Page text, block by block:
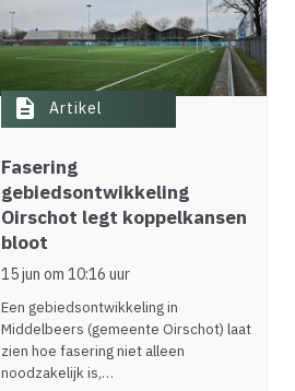
description Artikel
Fasering
gebiedsontwikkeling
Oirschot legt koppelkansen
bloot
15 jun om 10:16 uur
Een gebiedsontwikkeling in
Middelbeers (gemeente Oirschot) laat
zien hoe fasering niet alleen
noodzakelijk is,…